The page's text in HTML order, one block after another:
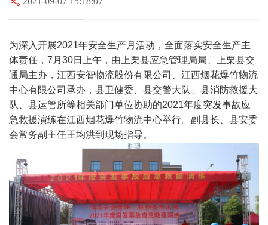
为深入开展2021年安全生产月活动，全面落实安全生产主
体责任，7月30日上午，由上栗县应急管理局局、上栗县交
通局主办，江西安智物流股份有限公司、江西烟花爆竹物流
中心有限公司承办，县卫健委、县交警大队、县消防救援大
队、县运管所等相关部门单位协助的2021年度突发事故应
急救援演练在江西烟花爆竹物流中心举行。副县长、县安委
会常务副主任王均洪到现场指导。